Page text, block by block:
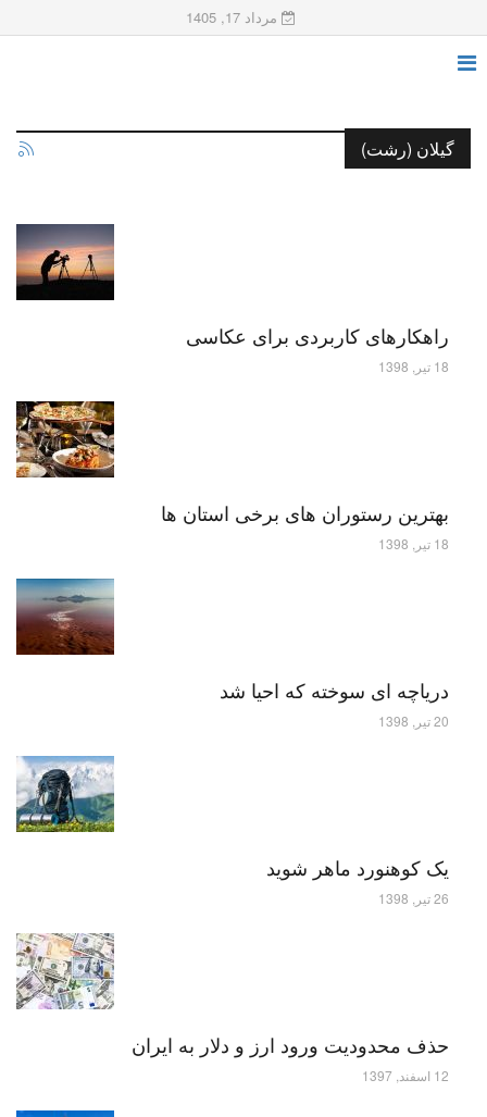
مرداد 17, 1405
گیلان (رشت)
راهکارهای کاربردی برای عکاسی
18 تیر, 1398
بهترین رستوران های برخی استان ها
18 تیر, 1398
دریاچه ای سوخته که احیا شد
20 تیر, 1398
یک کوهنورد ماهر شوید
26 تیر, 1398
حذف محدودیت ورود ارز و دلار به ایران
12 اسفند, 1397